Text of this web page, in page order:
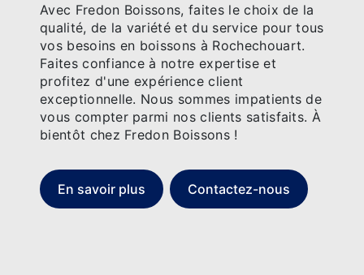
Avec Fredon Boissons, faites le choix de la
qualité, de la variété et du service pour tous
vos besoins en boissons à Rochechouart.
Faites confiance à notre expertise et
profitez d'une expérience client
exceptionnelle. Nous sommes impatients de
vous compter parmi nos clients satisfaits. À
bientôt chez Fredon Boissons !
En savoir plus Contactez-nous